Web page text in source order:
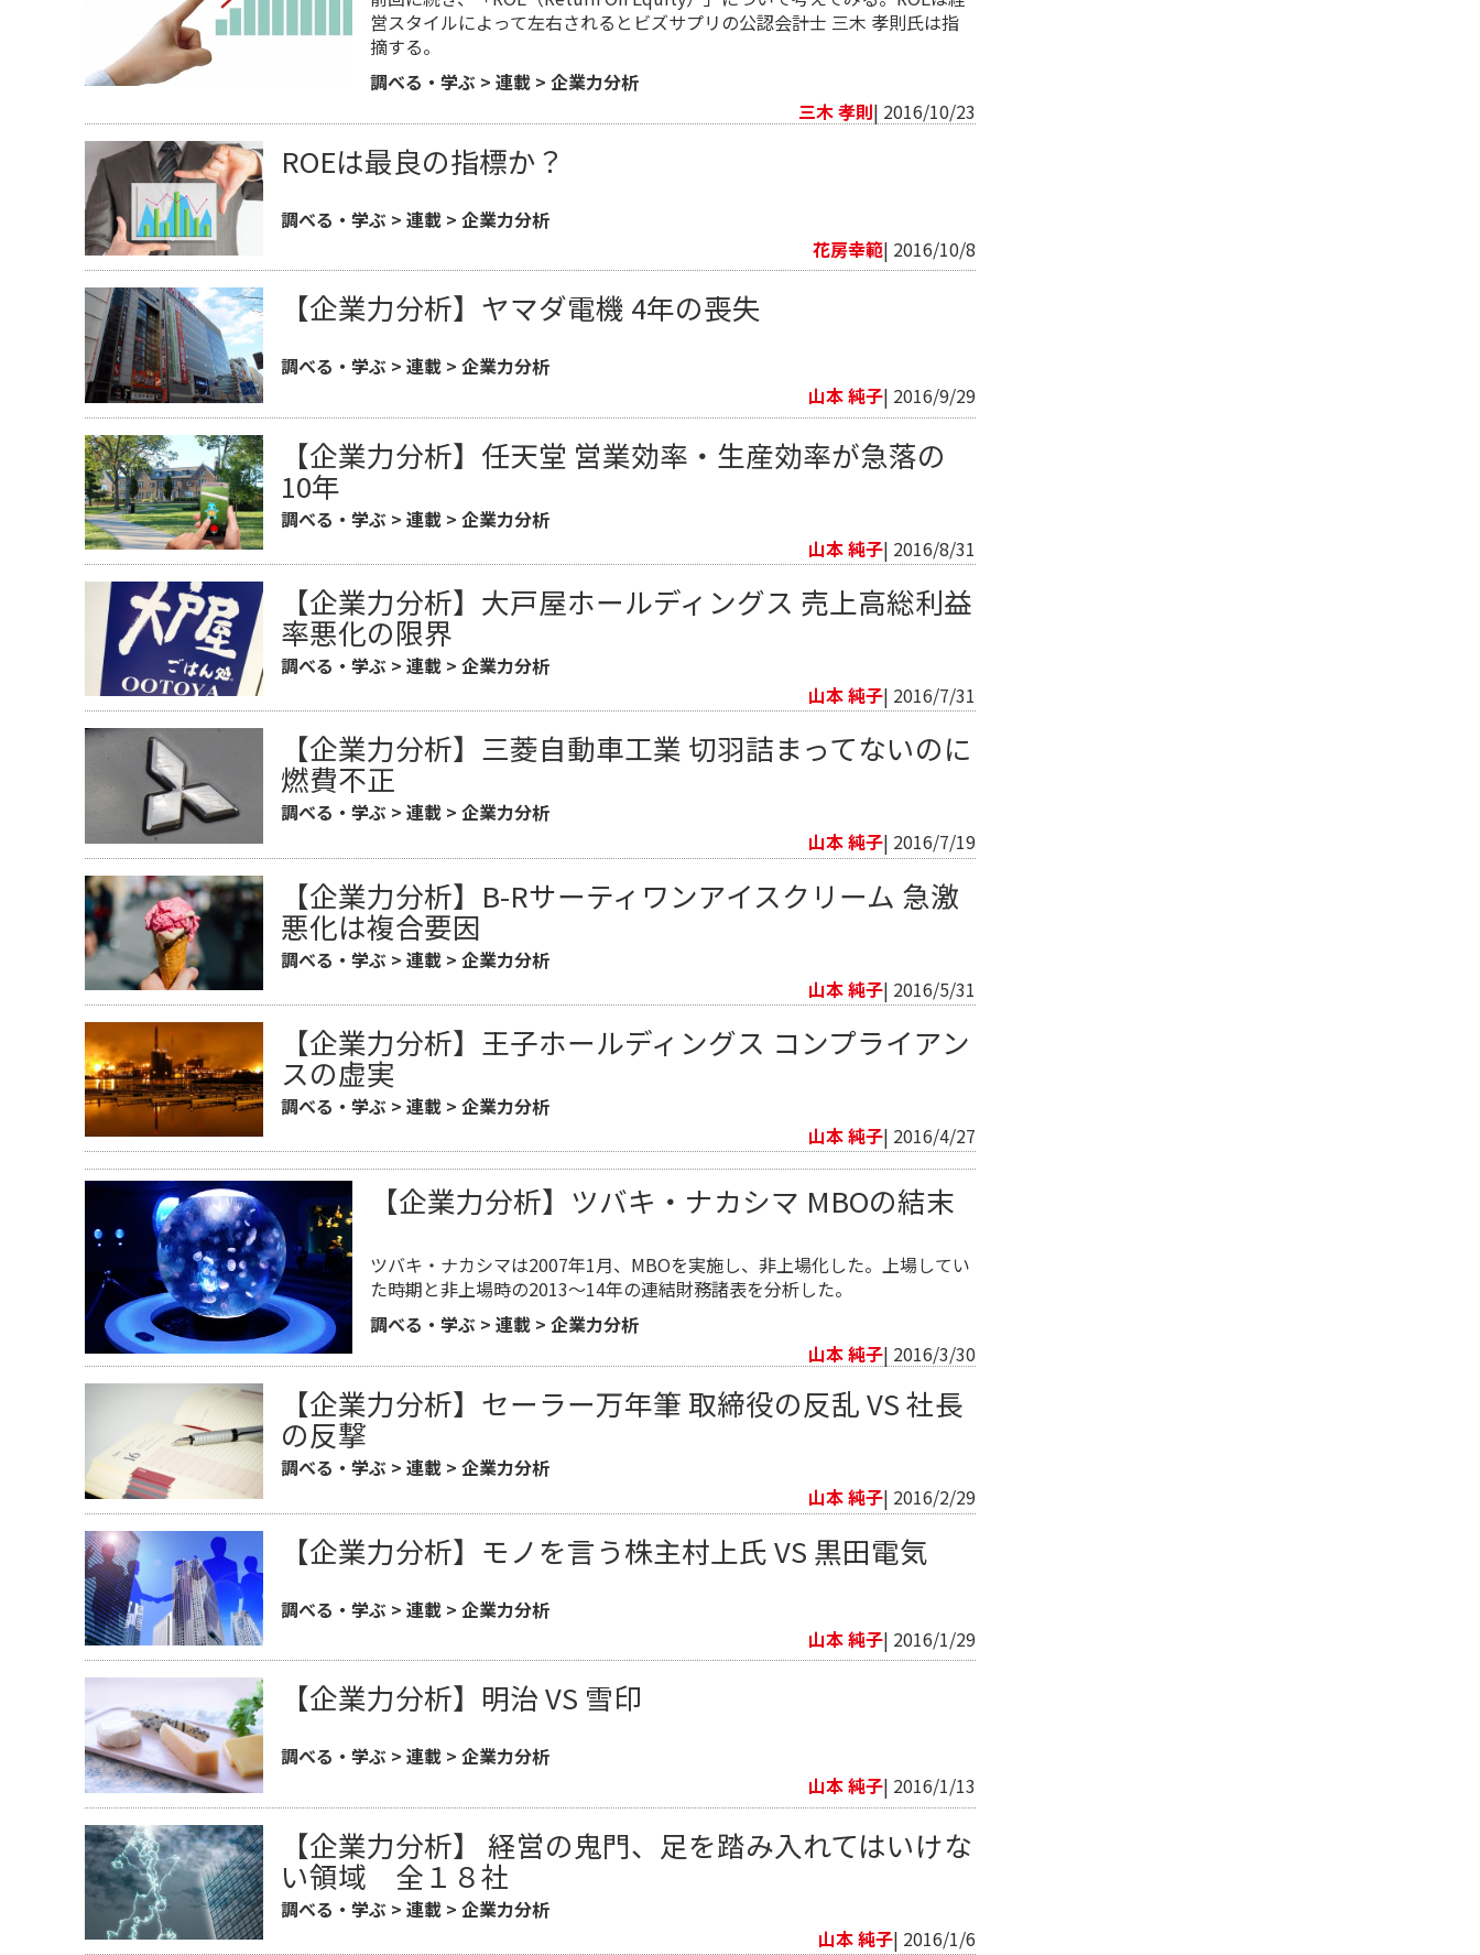
営スタイルによって左右されるとビズサプリの公認会計士 三木 孝則氏は指
摘する。
調べる・学ぶ > 連載> 企業力分析
三木 孝則| 2016/10/23
ROEは最良の指標か？
調べる・学ぶ >連載 >企業力分析
花房幸範​| 2016/10/8
【企業力分析】ヤマダ電機 4年の喪失
調べる・学ぶ >連載 >企業力分析
山本 純子| 2016/9/29
【企業力分析】任天堂 営業効率・生産効率が急落の
10年
調べる・学ぶ >連載 >企業力分析
山本 純子| 2016/8/31
【企業力分析】大戸屋ホールディングス 売上高総利益
率悪化の限界
調べる・学ぶ >連載 >企業力分析
山本 純子| 2016/7/31
【企業力分析】三菱自動車工業 切羽詰まってないのに
燃費不正
調べる・学ぶ >連載 >企業力分析
山本 純子| 2016/7/19
【企業力分析】B-Rサーティワンアイスクリーム 急激
悪化は複合要因
調べる・学ぶ >連載 >企業力分析
山本 純子| 2016/5/31
【企業力分析】王子ホールディングス コンプライアン
スの虚実
調べる・学ぶ >連載 >企業力分析
山本 純子| 2016/4/27
【企業力分析】ツバキ・ナカシマ MBOの結末
ツバキ・ナカシマは2007年1月、MBOを実施し、非上場化した。上場してい
た時期と非上場時の2013～14年の連結財務諸表を分析した。
調べる・学ぶ > 連載> 企業力分析
山本 純子| 2016/3/30
【企業力分析】セーラー万年筆 取締役の反乱 VS 社長
の反撃
調べる・学ぶ >連載 >企業力分析
山本 純子| 2016/2/29
【企業力分析】モノを言う株主村上氏 VS 黒田電気
調べる・学ぶ >連載 >企業力分析
山本 純子| 2016/1/29
【企業力分析】明治 VS 雪印
調べる・学ぶ >連載 >企業力分析
山本 純子| 2016/1/13
【企業力分析】 経営の鬼門、足を踏み入れてはいけな
い領域 全１８社
調べる・学ぶ >連載 >企業力分析
山本 純子| 2016/1/6